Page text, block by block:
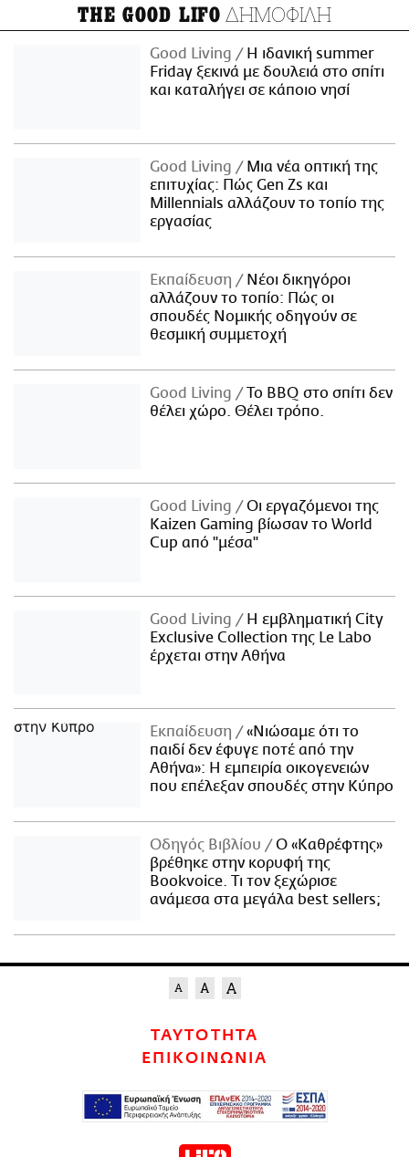
THE GOOD LIFO ΔΗΜΟΦΙΛΗ
Good Living
Η ιδανική summer
Friday ξεκινά με δουλειά στο σπίτι
και καταλήγει σε κάποιο νησί
Good Living
Μια νέα οπτική της
επιτυχίας: Πώς Gen Zs και
Millennials αλλάζουν το τοπίο της
εργασίας
Εκπαίδευση
Νέοι δικηγόροι
αλλάζουν το τοπίο: Πώς οι
σπουδές Νομικής οδηγούν σε
θεσμική συμμετοχή
Good Living
Το BBQ στο σπίτι δεν
θέλει χώρο. Θέλει τρόπο.
Good Living
Οι εργαζόμενοι της
Kaizen Gaming βίωσαν το World
Cup από "μέσα"
Good Living
Η εμβληματική City
Exclusive Collection της Le Labo
έρχεται στην Αθήνα
Εκπαίδευση
«Νιώσαμε ότι το
παιδί δεν έφυγε ποτέ από την
Αθήνα»: Η εμπειρία οικογενειών
που επέλεξαν σπουδές στην Κύπρο
Οδηγός Βιβλίου
Ο «Καθρέφτης»
βρέθηκε στην κορυφή της
Bookvoice. Τι τον ξεχώρισε
ανάμεσα στα μεγάλα best sellers;
ΤΑΥΤΟΤΗΤΑ
ΕΠΙΚΟΙΝΩΝΙΑ